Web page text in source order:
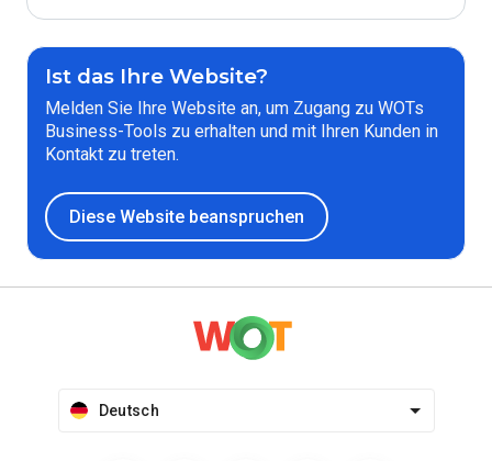
Ist das Ihre Website?
Melden Sie Ihre Website an, um Zugang zu WOTs
Business-Tools zu erhalten und mit Ihren Kunden in
Kontakt zu treten.
Diese Website beanspruchen
Deutsch